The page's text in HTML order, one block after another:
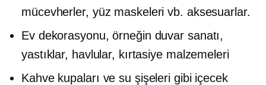
mücevherler, yüz maskeleri vb. aksesuarlar.
Ev dekorasyonu, örneğin duvar sanatı,
yastıklar, havlular, kırtasiye malzemeleri
Kahve kupaları ve su şişeleri gibi içecek